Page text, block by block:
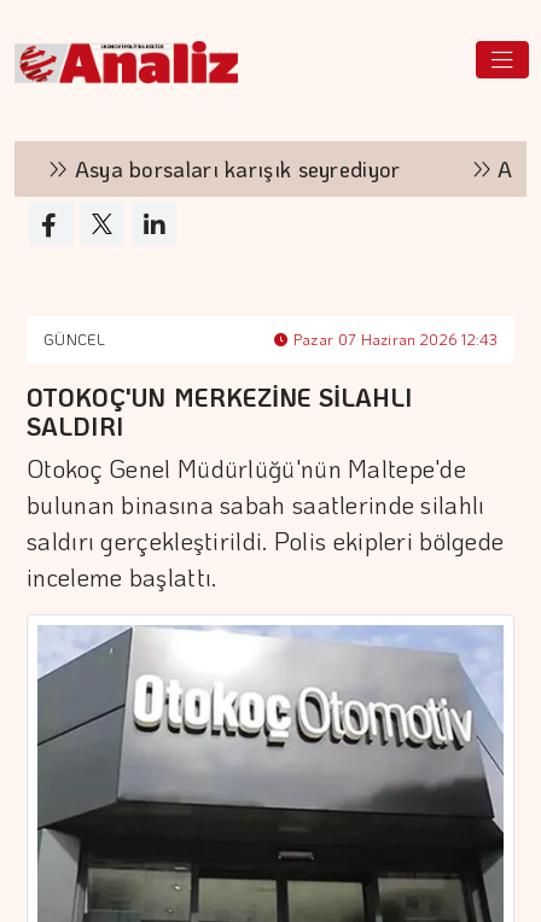
Asya borsaları karışık seyrediyor
GÜNCEL Pazar 07 Haziran 2026 12:43
OTOKOÇ'UN MERKEZİNE SİLAHLI
SALDIRI
Otokoç Genel Müdürlüğü'nün Maltepe'de
bulunan binasına sabah saatlerinde silahlı
saldırı gerçekleştirildi. Polis ekipleri bölgede
inceleme başlattı.